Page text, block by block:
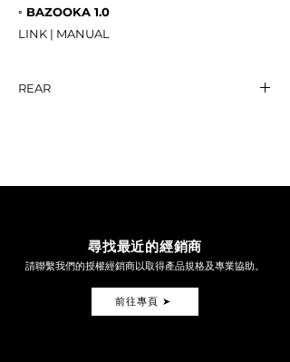
◦ BAZOOKA 1.0
LINK | MANUAL
REAR
尋找最近的經銷商
請聯繫我們的授權經銷商以取得產品規格及專業協助。
前往專頁 ➤